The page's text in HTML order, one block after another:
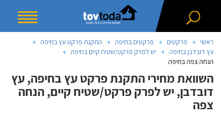
ראשי פרקטים פרקטים בחיפה
התקנת פרקט עץ בחיפה
עץ דובדבן בחיפה
יש לפרק פרקט/שטיח קיים בחיפה
הנחה צפה בחיפה
השוואת מחירי התקנת פרקט עץ בחיפה, עץ
דובדבן, יש לפרק פרקט/שטיח קיים, הנחה
צפה